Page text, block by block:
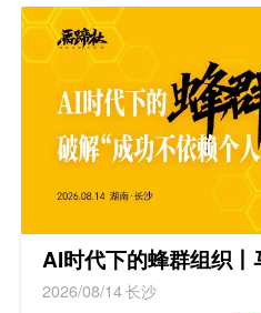
AI时代下的蜂群组织丨
2026/08/14长沙